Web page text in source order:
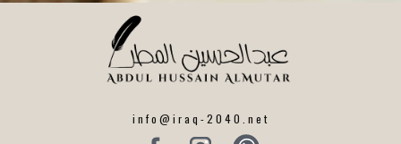
info@iraq-2040.net